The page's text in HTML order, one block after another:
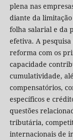
plena nas
diante da
folha salarial e da
efetiva. A
reforma com os
capacidade
cumulatividade,
compensatórios,
específicos e
questões
tributária,
internacionais de